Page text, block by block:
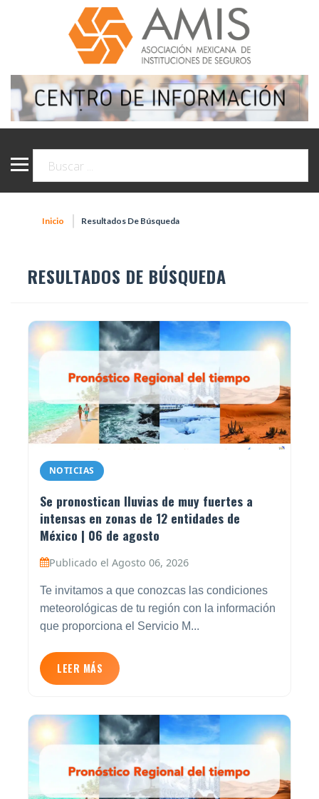
Inicio Resultados De Búsqueda
RESULTADOS DE BÚSQUEDA
NOTICIAS
Se pronostican lluvias de muy fuertes a
intensas en zonas de 12 entidades de
México | 06 de agosto
Publicado el Agosto 06, 2026
Te invitamos a que conozcas las condiciones
meteorológicas de tu región con la información
que proporciona el Servicio M...
LEER MÁS